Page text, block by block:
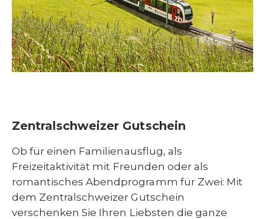
Zentralschweizer Gutschein
Ob für einen Familienausflug, als
Freizeitaktivität mit Freunden oder als
romantisches Abendprogramm für Zwei: Mit
dem Zentralschweizer Gutschein
verschenken Sie Ihren Liebsten die ganze